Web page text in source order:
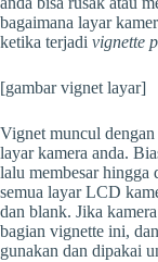
bagaimana layar
ketika terjadi vignette
[gambar vignet layar]
Vignet muncul
layar kamera anda.
lalu membesar hingga
semua layar LCD
dan blank. Jika
bagian vignette ini,
gunakan dan dipakai